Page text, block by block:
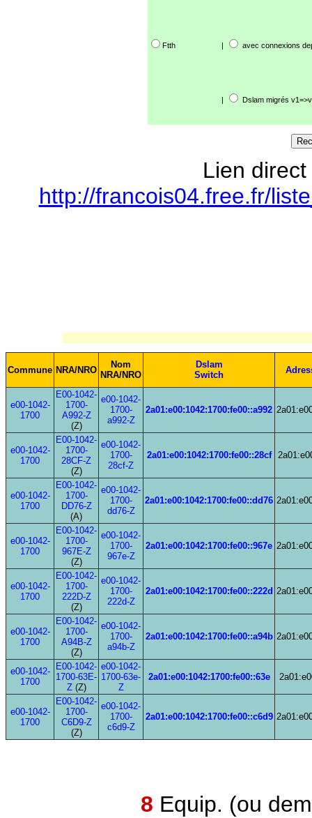
Ftth | avec connexions
| Dslam migrés
Lien
http://francois04.free.fr/
Commune NRA/NRO
Nom
NRA/NRO
Dslam
Switch
e00-1042-
1700
E00-1042-
1700-
A992-Z
(Z)
e00-1042-
1700-
a992-Z
2a01:e00:1042:1700:fe00::a992
e00-1042-
1700
E00-1042-
1700-
28CF-Z
(Z)
e00-1042-
1700-
28cf-Z
2a01:e00:1042:1700:fe00::28cf
e00-1042-
1700
E00-1042-
1700-
DD76-Z
(A)
e00-1042-
1700-
dd76-Z
2a01:e00:1042:1700:fe00::dd76
e00-1042-
1700
E00-1042-
1700-
967E-Z
(Z)
e00-1042-
1700-
967e-Z
2a01:e00:1042:1700:fe00::967e
e00-1042-
1700
E00-1042-
1700-
222D-Z
(Z)
e00-1042-
1700-
222d-Z
2a01:e00:1042:1700:fe00::222d
e00-1042-
1700
E00-1042-
1700-
A94B-Z
(Z)
e00-1042-
1700-
a94b-Z
2a01:e00:1042:1700:fe00::a94b
e00-1042-
1700
E00-1042-
1700-63E-
Z(Z)
e00-1042-
1700-63e-
Z
2a01:e00:1042:1700:fe00::63e
e00-1042-
1700
E00-1042-
1700-
C6D9-Z
(Z)
e00-1042-
1700-
c6d9-Z
2a01:e00:1042:1700:fe00::c6d9
8 Equip. (ou